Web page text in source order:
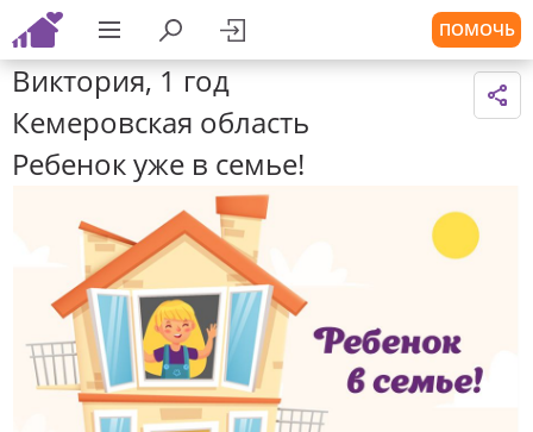
ПОМОЧЬ
Виктория, 1 год
Кемеровская область
Ребенок уже в семье!